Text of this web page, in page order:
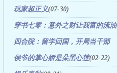
玩家超正义(07-30)
穿书七零：意外之财让我富的流油
(06-04)
四合院：留学回国，开局当干部
(03-31)
侯爷的掌心娇是朵黑心莲(02-22)